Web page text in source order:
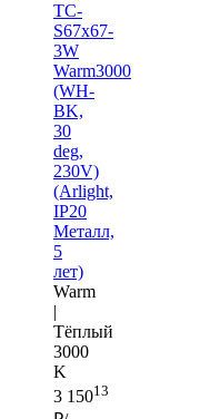
TC-
S67x67-
3W
Warm3000
(WH-
BK,
30
deg,
230V)
(Arlight,
IP20
Металл,
5
лет)
Warm
|
Тёплый
3000
K
3 15013